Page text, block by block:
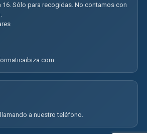
16. Sólo para recogidas. No contamos con
a nuestro teléfono.